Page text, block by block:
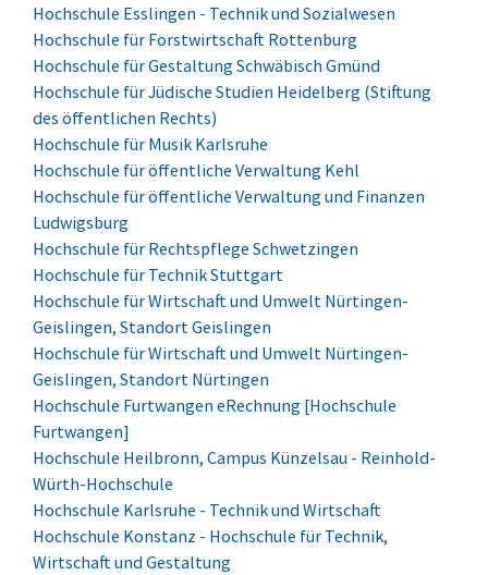
Hochschule Esslingen - Technik und Sozialwesen
Hochschule für Forstwirtschaft Rottenburg
Hochschule für Gestaltung Schwäbisch Gmünd
Hochschule für Jüdische Studien Heidelberg (Stiftung
des öffentlichen Rechts)
Hochschule für Musik Karlsruhe
Hochschule für öffentliche Verwaltung Kehl
Hochschule für öffentliche Verwaltung und Finanzen
Ludwigsburg
Hochschule für Rechtspflege Schwetzingen
Hochschule für Technik Stuttgart
Hochschule für Wirtschaft und Umwelt Nürtingen-
Geislingen, Standort Geislingen
Hochschule für Wirtschaft und Umwelt Nürtingen-
Geislingen, Standort Nürtingen
Hochschule Furtwangen eRechnung [Hochschule
Furtwangen]
Hochschule Heilbronn, Campus Künzelsau - Reinhold-
Würth-Hochschule
Hochschule Karlsruhe - Technik und Wirtschaft
Hochschule Konstanz - Hochschule für Technik,
Wirtschaft und Gestaltung